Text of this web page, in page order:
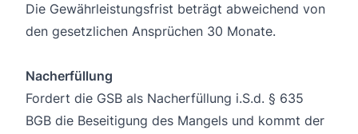
Die Gewährleistungsfrist beträgt abweichend von
den gesetzlichen Ansprüchen 30 Monate.
Nacherfüllung
Fordert die GSB als Nacherfüllung i.S.d. § 635
BGB die Beseitigung des Mangels und kommt der